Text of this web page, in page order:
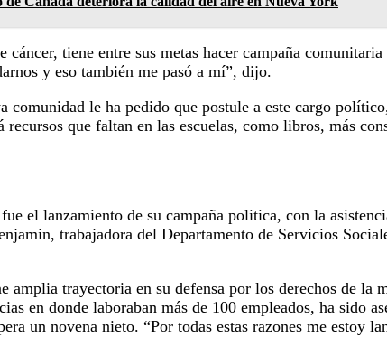
cáncer, tiene entre sus metas hacer campaña
y eso también me pasó a mí”, dijo.
comunidad le ha pedido que postule a este cargo
recursos que faltan en las escuelas, como libros, más
el lanzamiento de su campaña politica, con la
trabajadora del Departamento de Servicios
amplia trayectoria en su defensa por los derechos de la
en donde laboraban más de 100 empleados, ha sido
un novena nieto. “Por todas estas razones me estoy